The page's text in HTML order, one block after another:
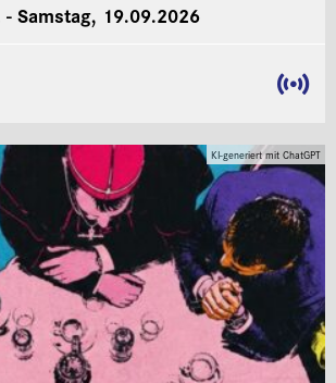
Samstag, 19.09.2026
KI-generiert mit ChatGPT